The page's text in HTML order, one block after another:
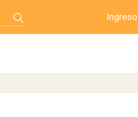
Ingreso